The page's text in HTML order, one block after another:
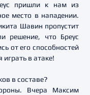
пришли к нам из
место в нападении.
Шавин пропустит
решение, что Бреус
от его способностей
играть в атаке!
в составе?
Вчера Максим